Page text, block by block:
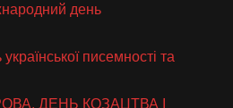
день
писемності та
ДЕНЬ КОЗАЦТВА І